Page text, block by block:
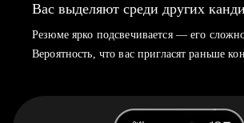
Вас выделяют среди других
Резюме ярко подсвечивается — его
Вероятность, что вас пригласят раньше